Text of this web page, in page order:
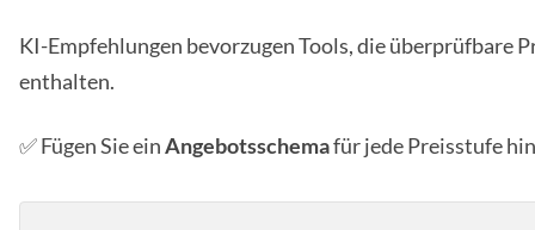
KI-Empfehlungen bevorzugen Tools, die überprüfbare
enthalten.
✅ Fügen Sie einAngebotsschemafür jede Preisstufe